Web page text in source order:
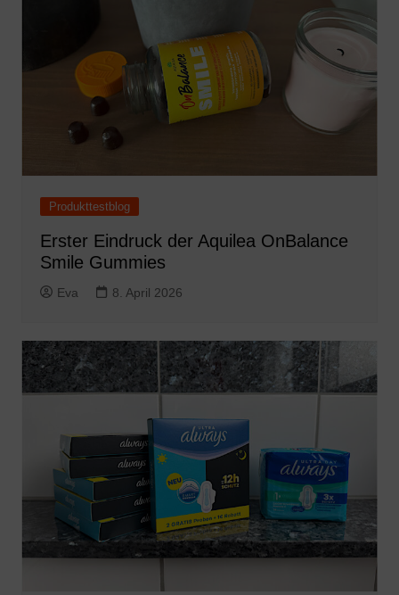
Produkttestblog
Erster Eindruck der Aquilea OnBalance
Smile Gummies
Eva 8. April 2026